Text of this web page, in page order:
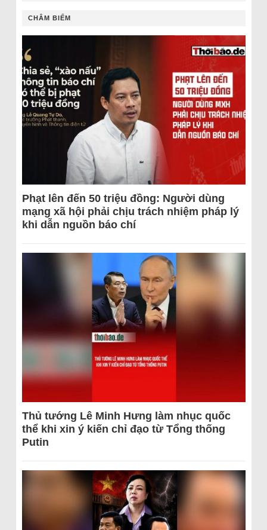
CHÂM BIẾM
Phạt lên đến 50 triệu đồng: Người dùng
mạng xã hội phải chịu trách nhiệm pháp lý
khi dẫn nguồn báo chí
Thủ tướng Lê Minh Hưng làm nhục quốc
thể khi xin ý kiến chỉ đạo từ Tổng thống
Putin